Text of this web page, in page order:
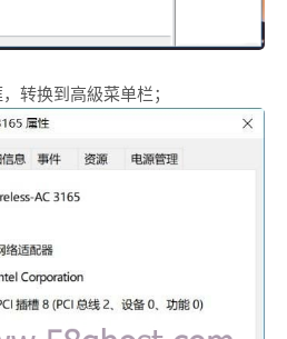
转换到高級菜单栏；